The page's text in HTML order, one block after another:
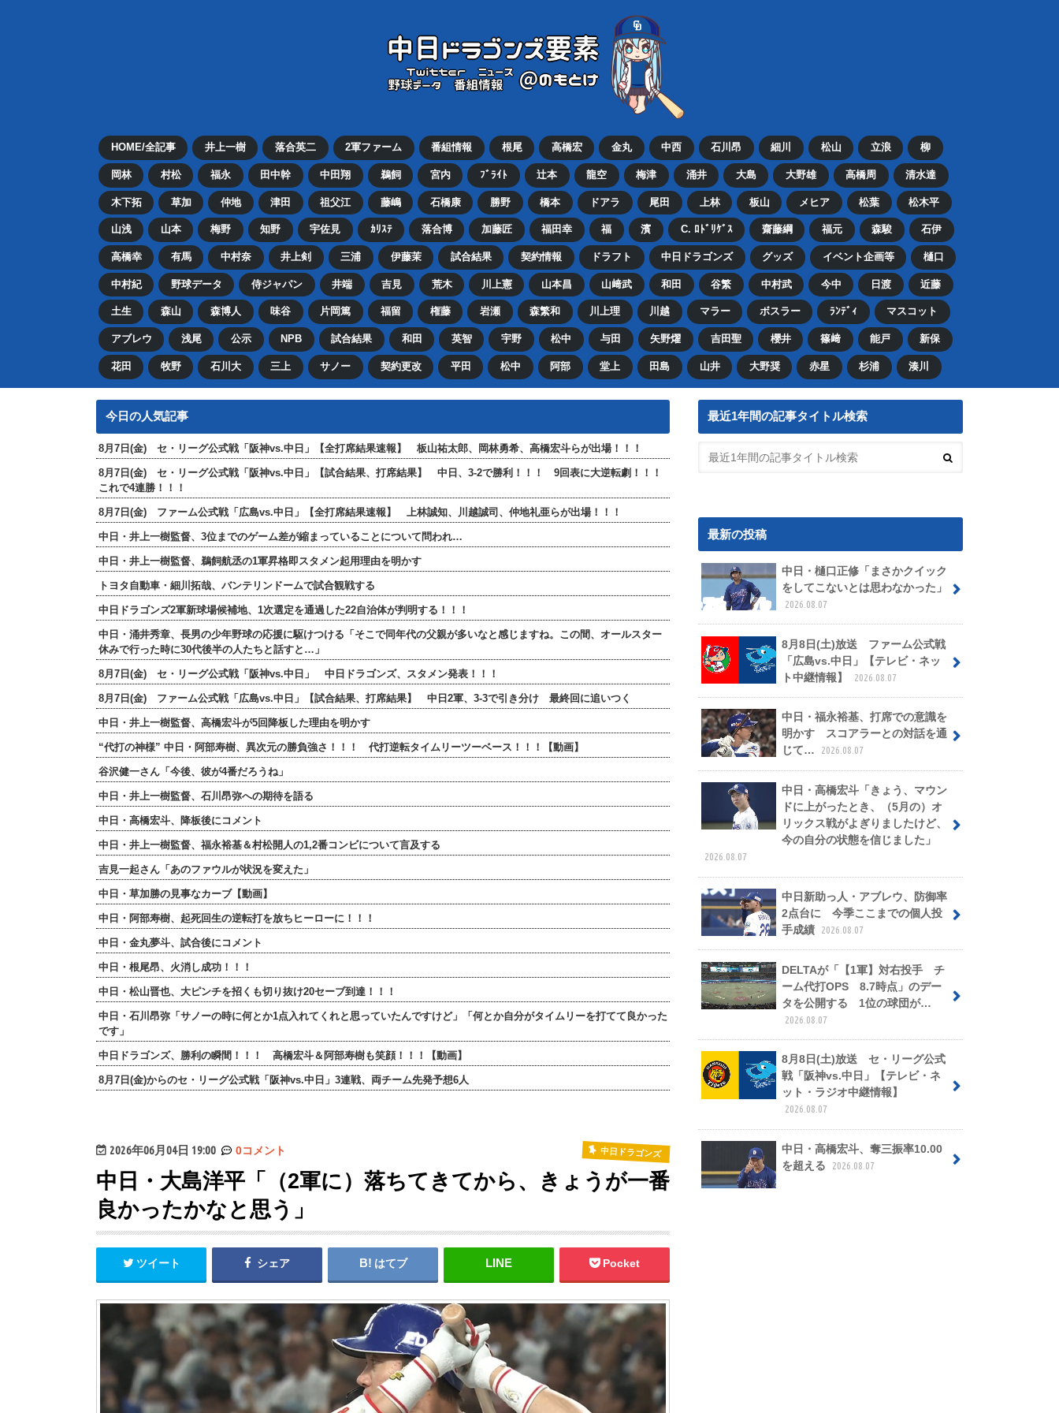
HOME/全記事 井上一樹 落合英二 2軍ファーム 番組情報 根尾 高橋宏 金丸 中西 石川昂 細川 松山 立浪 柳
岡林 村松 福永 田中幹 中田翔 鵜飼 宮内 ﾌﾞﾗｲﾄ 辻本 龍空 梅津 涌井 大島 大野雄 高橋周 清水達
木下拓 草加 仲地 津田 祖父江 藤嶋 石橋康 勝野 橋本 ドアラ 尾田 上林 板山 メヒア 松葉 松木平
山浅 山本 梅野 知野 宇佐見 ｶﾘｽﾃ 落合博 加藤匠 福田幸 福 濱 C. ﾛﾄﾞﾘｹﾞｽ 齋藤綱 福元 森駿 石伊
高橋幸 有馬 中村奈 井上剣 三浦 伊藤茉 試合結果 契約情報 ドラフト 中日ドラゴンズ グッズ イベント企画等 樋口
中村紀 野球データ 侍ジャパン 井端 吉見 荒木 川上憲 山本昌 山﨑武 和田 谷繁 中村武 今中 日渡 近藤
土生 森山 森博人 味谷 片岡篤 福留 権藤 岩瀬 森繁和 川上理 川越 マラー ボスラー ﾗﾝﾃﾞｨ マスコット
アブレウ 浅尾 公示 NPB 試合結果 和田 英智 宇野 松中 与田 矢野燿 吉田聖 櫻井 篠﨑 能戸 新保
花田 牧野 石川大 三上 サノー 契約更改 平田 松中 阿部 堂上 田島 山井 大野奨 赤星 杉浦 湊川
今日の人気記事
8月7日(金) セ・リーグ公式戦「阪神vs.中日」【全打席結果速報】 板山祐太郎、岡林勇希、高橋宏斗らが出場！！！
8月7日(金) セ・リーグ公式戦「阪神vs.中日」【試合結果、打席結果】 中日、3-2で勝利！！！ 9回表に大逆転劇！！！
これで4連勝！！！
8月7日(金) ファーム公式戦「広島vs.中日」【全打席結果速報】 上林誠知、川越誠司、仲地礼亜らが出場！！！
中日・井上一樹監督、3位までのゲーム差が縮まっていることについて問われ…
中日・井上一樹監督、鵜飼航丞の1軍昇格即スタメン起用理由を明かす
トヨタ自動車・細川拓哉、バンテリンドームで試合観戦する
中日ドラゴンズ2軍新球場候補地、1次選定を通過した22自治体が判明する！！！
中日・涌井秀章、長男の少年野球の応援に駆けつける「そこで同年代の父親が多いなと感じますね。この間、オールスター
休みで行った時に30代後半の人たちと話すと…」
8月7日(金) セ・リーグ公式戦「阪神vs.中日」 中日ドラゴンズ、スタメン発表！！！
8月7日(金) ファーム公式戦「広島vs.中日」【試合結果、打席結果】 中日2軍、3-3で引き分け 最終回に追いつく
中日・井上一樹監督、高橋宏斗が5回降板した理由を明かす
“代打の神様” 中日・阿部寿樹、異次元の勝負強さ！！！ 代打逆転タイムリーツーベース！！！【動画】
谷沢健一さん「今後、彼が4番だろうね」
中日・井上一樹監督、石川昂弥への期待を語る
中日・高橋宏斗、降板後にコメント
中日・井上一樹監督、福永裕基＆村松開人の1,2番コンビについて言及する
吉見一起さん「あのファウルが状況を変えた」
中日・草加勝の見事なカーブ【動画】
中日・阿部寿樹、起死回生の逆転打を放ちヒーローに！！！
中日・金丸夢斗、試合後にコメント
中日・根尾昂、火消し成功！！！
中日・松山晋也、大ピンチを招くも切り抜け20セーブ到達！！！
中日・石川昂弥「サノーの時に何とか1点入れてくれと思っていたんですけど」「何とか自分がタイムリーを打てて良かった
です」
中日ドラゴンズ、勝利の瞬間！！！ 高橋宏斗＆阿部寿樹も笑顔！！！【動画】
8月7日(金)からのセ・リーグ公式戦「阪神vs.中日」3連戦、両チーム先発予想6人
2026年06月04日 19:00 0コメント 中日ドラゴンズ
中日・大島洋平「（2軍に）落ちてきてから、きょうが一番
良かったかなと思う」
ツイート シェア はてブ Pocket
最近1年間の記事タイトル検索
最新の投稿
中日・樋口正修「まさかクイック
をしてこないとは思わなかった」
2026.08.07
8月8日(土)放送 ファーム公式戦
「広島vs.中日」【テレビ・ネッ
ト中継情報】
2026.08.07
中日・福永裕基、打席での意識を
明かす スコアラーとの対話を通
じて…
2026.08.07
中日・高橋宏斗「きょう、マウン
ドに上がったとき、（5月の）オ
リックス戦がよぎりましたけど、
今の自分の状態を信じました」
2026.08.07
中日新助っ人・アブレウ、防御率
2点台に 今季ここまでの個人投
手成績
2026.08.07
DELTAが「【1軍】対右投手 チ
ーム代打OPS 8.7時点」のデー
タを公開する 1位の球団が…
2026.08.07
8月8日(土)放送 セ・リーグ公式
戦「阪神vs.中日」【テレビ・ネ
ット・ラジオ中継情報】
2026.08.07
中日・高橋宏斗、奪三振率10.00
を超える
2026.08.07